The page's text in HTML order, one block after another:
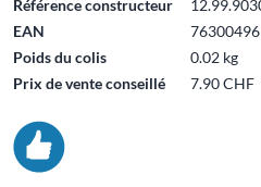
Référence constructeur
EAN
Poids du colis
0.02 kg
Prix de vente conseillé
7.90 CHF